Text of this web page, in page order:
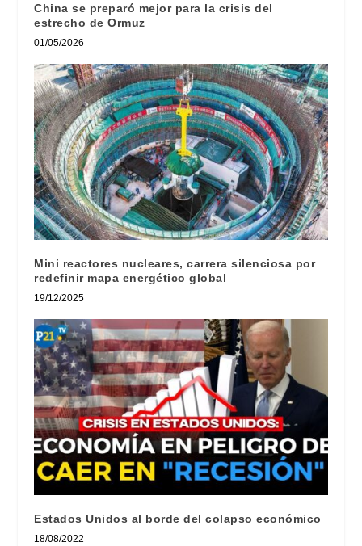
China se preparó mejor para la crisis del
estrecho de Ormuz
01/05/2026
Mini reactores nucleares, carrera silenciosa por
redefinir mapa energético global
19/12/2025
Estados Unidos al borde del colapso económico
18/08/2022